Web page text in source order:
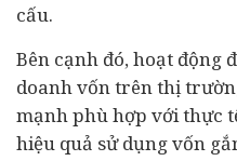
cấu.
Bên cạnh đó, hoạt động
doanh vốn trên thị
mạnh phù hợp với thực
hiệu quả sử dụng vốn